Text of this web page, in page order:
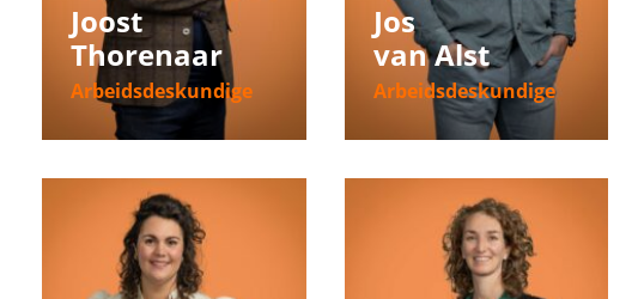
Joost
Thorenaar
Arbeidsdeskundige
Meer informatie
Jos
van Alst
Arbeidsdeskundige
Meer informatie